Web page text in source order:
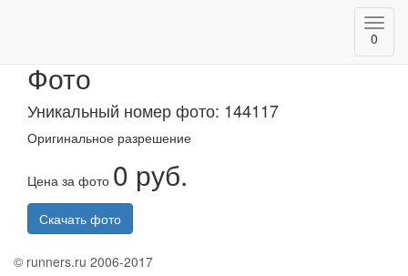
0
Фото
Уникальный номер фото: 144117
Оригинальное разрешение
Цена за фото 0 руб.
Скачать фото
© runners.ru 2006-2017